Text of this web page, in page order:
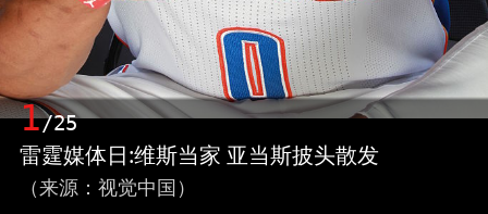
1/25
雷霆媒体日:维斯当家 亚当斯披头散发
（来源：视觉中国）